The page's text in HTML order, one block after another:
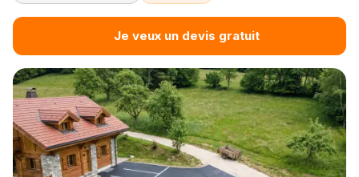
Je veux un devis gratuit